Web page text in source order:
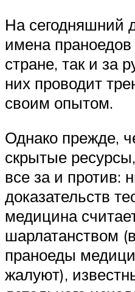
На сегодняшний
имена
стране, так и за
них проводит
своим опытом.
Однако прежде,
скрытые
все за и против:
доказательств
медицина
шарлатанством
праноеды
жалуют),